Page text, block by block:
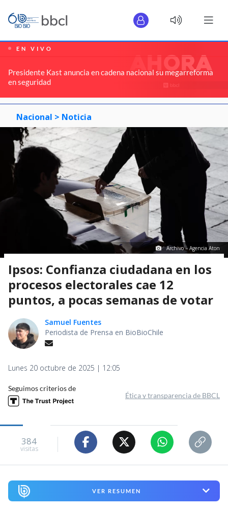
EN VIVO
Presidente Kast anuncia en cadena nacional su megarreforma
en seguridad
Nacional > Noticia
Archivo – Agencia Aton
Ipsos: Confianza ciudadana en los
procesos electorales cae 12
puntos, a pocas semanas de votar
Samuel Fuentes
Periodista de Prensa en BioBioChile
Lunes 20 octubre de 2025 | 12:05
Seguimos criterios de
Ética y transparencia de BBCL
384
visitas
VER RESUMEN